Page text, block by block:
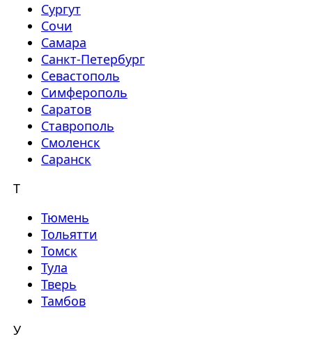
Сургут
Сочи
Самара
Санкт-Петербург
Севастополь
Симферополь
Саратов
Ставрополь
Смоленск
Саранск
Т
Тюмень
Тольятти
Томск
Тула
Тверь
Тамбов
У